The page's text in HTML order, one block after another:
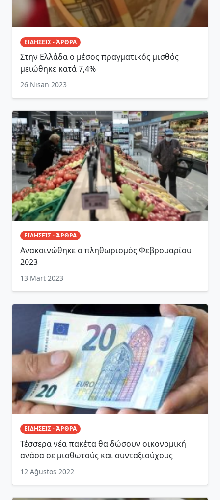
ΕΙΔΗΣΕΙΣ - ΆΡΘΡΑ
Στην Ελλάδα ο μέσος πραγματικός μισθός
μειώθηκε κατά 7,4%
26 Nisan 2023
ΕΙΔΗΣΕΙΣ - ΆΡΘΡΑ
Ανακοινώθηκε ο πληθωρισμός Φεβρουαρίου
2023
13 Mart 2023
ΕΙΔΗΣΕΙΣ - ΆΡΘΡΑ
Τέσσερα νέα πακέτα θα δώσουν οικονομική
ανάσα σε μισθωτούς και συνταξιούχους
12 Ağustos 2022